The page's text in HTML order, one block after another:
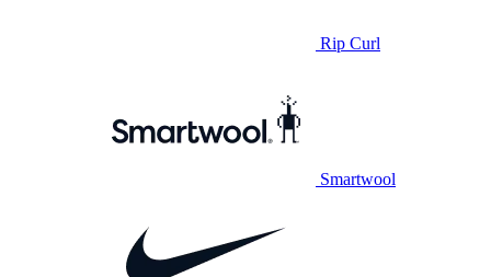
Rip Curl
Smartwool